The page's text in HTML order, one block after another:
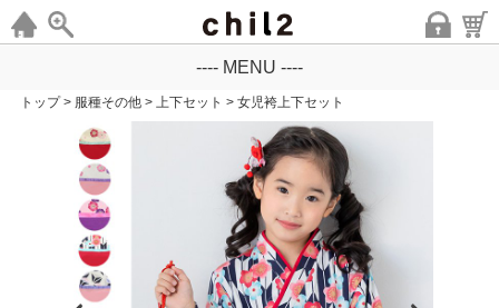
---- MENU ----
トップ > 服種その他 > 上下セット > 女児袴上下セット